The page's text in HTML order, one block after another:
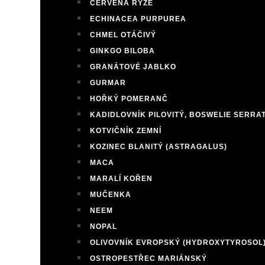
ČERVENÁ RÝŽE
ECHINACEA PURPUREA
CHMEL OTÁČIVÝ
GINKGO BILOBA
GRANÁTOVÉ JABLKO
GURMAR
HOŘKÝ POMERANČ
KADIDLOVNÍK PILOVITÝ, BOSWELIE
KOTVIČNÍK ZEMNÍ
KOZINEC BLANITÝ (ASTRAGALUS)
MACA
MARALÍ KOŘEN
MUČENKA
NEEM
NOPAL
OLIVOVNÍK EVROPSKÝ
OSTROPESTŘEC MARIÁNSKÝ